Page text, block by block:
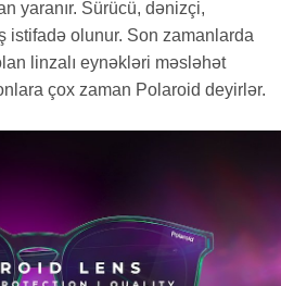
yaranır. Sürücü, dənizçi,
istifadə olunur. Son zamanlarda
linzalı eynəkləri məsləhət
çox zaman Polaroid deyirlər.